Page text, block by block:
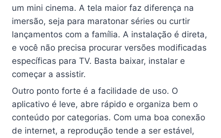
um mini cinema. A tela maior faz diferença na
imersão, seja para maratonar séries ou curtir
lançamentos com a família. A instalação é direta,
e você não precisa procurar versões modificadas
específicas para TV. Basta baixar, instalar e
começar a assistir.
Outro ponto forte é a facilidade de uso. O
aplicativo é leve, abre rápido e organiza bem o
conteúdo por categorias. Com uma boa conexão
de internet, a reprodução tende a ser estável,